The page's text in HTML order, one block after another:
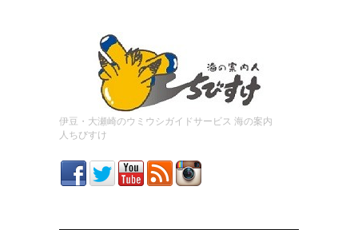
伊豆・大瀬崎のウミウシガイドサービス 海の案内
人ちびすけ